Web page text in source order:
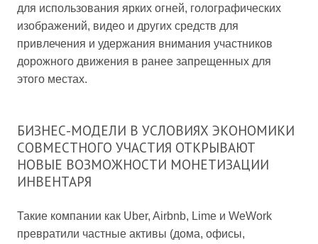
для использования ярких огней, голографических
изображений, видео и других средств для
привлечения и удержания внимания участников
дорожного движения в ранее запрещенных для
этого местах.
БИЗНЕС-МОДЕЛИ В УСЛОВИЯХ ЭКОНОМИКИ
СОВМЕСТНОГО УЧАСТИЯ ОТКРЫВАЮТ
НОВЫЕ ВОЗМОЖНОСТИ МОНЕТИЗАЦИИ
ИНВЕНТАРЯ
Такие компании как Uber, Airbnb, Lime и WeWork
превратили частные активы (дома, офисы,